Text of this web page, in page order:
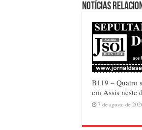
Notícias
B119 – Quatro
em Assis neste
7 de agosto de